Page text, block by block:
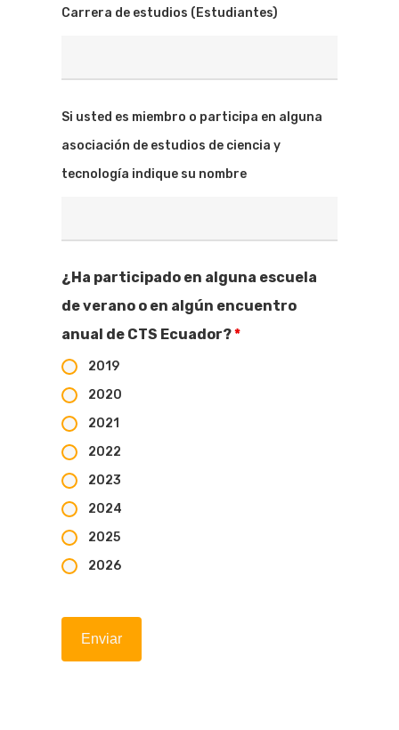
Carrera de estudios (Estudiantes)
Si usted es miembro o participa en alguna
asociación de estudios de ciencia y
tecnología indique su nombre
¿Ha participado en alguna escuela
de verano o en algún encuentro
anual de CTS Ecuador?*
2019
2020
2021
2022
2023
2024
2025
2026